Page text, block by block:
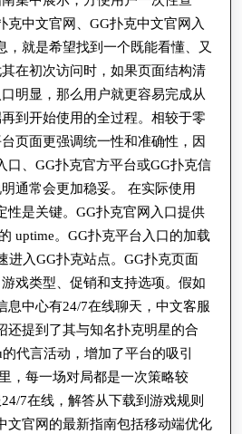
克中文官网、GG扑克中文官网入
，就是希望找到一个既能看懂、又
在初次访问时，如果页面结构清
明显，那么用户就更容易完成从
到开始使用的全过程。相较于零
页面更强调统一性和准确性，因
口、GG扑克官方平台或GG扑克信
通常会更加稳妥。 在实际使用
性是关键。GG扑克官网入口提供
uptime。GG扑克平台入口的加载
进入GG扑克站点。GG扑克页面
戏类型、促销和支持选项。假如
息中心有24/7在线聊天，中文客服
还提到了其与知名扑克明星的合
代言活动，增加了平台的吸引
，每一场对局都是一次策略较
7在线，解答从下载到游戏规则
文官网的最新指南包括移动端优化